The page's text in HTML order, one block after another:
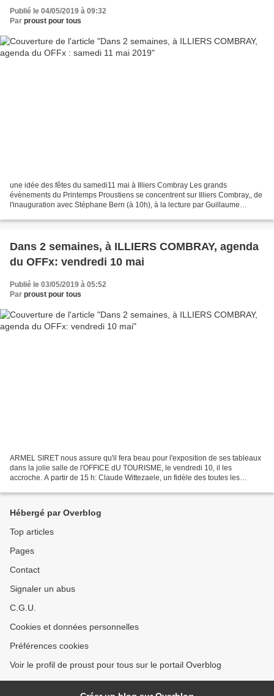
Publié le 04/05/2019 à 09:32
Par proust pour tous
une idée des fêtes du samedi11 mai à Illiers Combray Les grands
évènements du Printemps Proustiens se concentrent sur Illiers Combray,, de
l'inauguration avec Stéphane Bern (à 10h), à la lecture par Guillaume
Dans 2 semaines, à ILLIERS COMBRAY, agenda
du OFFx: vendredi 10 mai
Publié le 03/05/2019 à 05:52
Par proust pour tous
ARMEL SIRET nous assure qu'il fera beau pour l'exposition de ses tableaux
dans la jolie salle de l'OFFICE dU TOURISME, le vendredi 10, il les
accroche. A partir de 15 h: Claude Wittezaele, un fidèle des toutes les
Hébergé par Overblog
Top articles
Pages
Contact
Signaler un abus
C.G.U.
Cookies et données personnelles
Préférences cookies
Voir le profil de proust pour tous sur le portail Overblog